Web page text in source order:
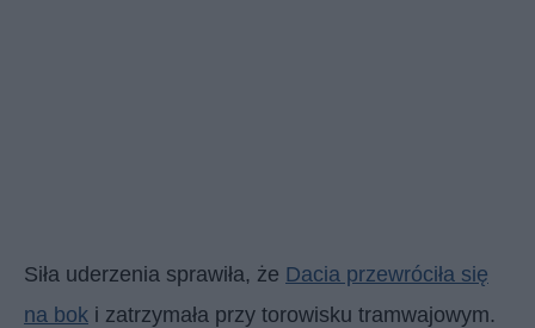
Siła uderzenia sprawiła, że Dacia przewróciła się
na bok i zatrzymała przy torowisku tramwajowym.